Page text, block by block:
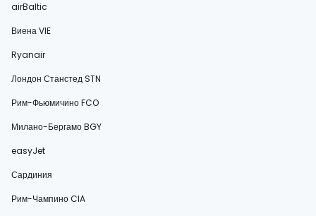
airBaltic
Виена VIE
Ryanair
Лондон Станстед STN
Рим-Фьюмичино FCO
Милано-Бергамо BGY
easyJet
Сардиния
Рим-Чампино CIA